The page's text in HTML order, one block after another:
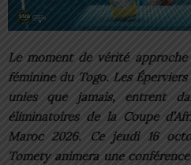
Le moment de vérité
féminine du Togo. Les
unies que jamais, entrent
éliminatoires de la Coupe
Maroc 2026. Ce jeudi 16
Tomety animera une